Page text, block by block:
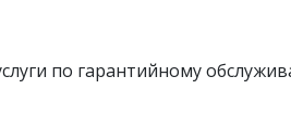
по гарантийному